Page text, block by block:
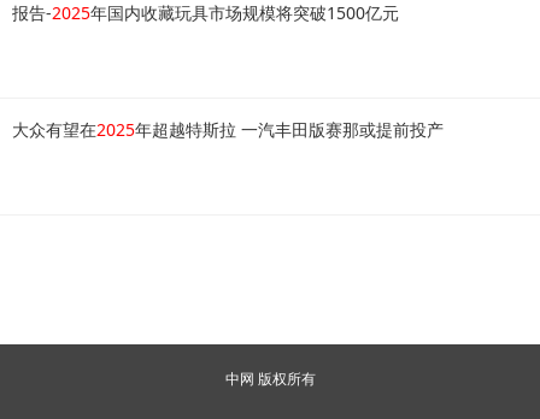
报告-2025年国内收藏玩具市场规模将突破1500亿元
大众有望在2025年超越特斯拉 一汽丰田版赛那或提前投产
中网 版权所有